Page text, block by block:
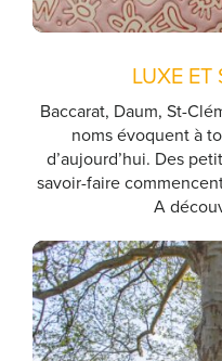
LUXE ET
Baccarat, Daum, St-
noms évoquent à
d’aujourd’hui. Des
savoir-faire
A